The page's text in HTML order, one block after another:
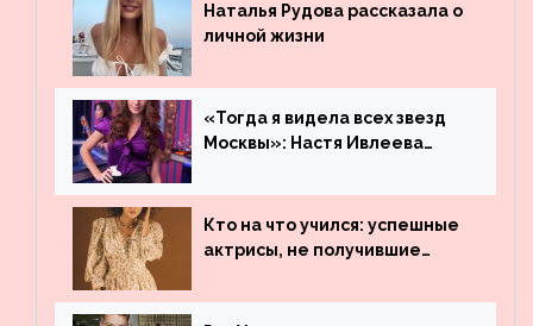
Наталья Рудова рассказала о
личной жизни
«Тогда я видела всех звезд
Москвы»: Настя Ивлеева
популярности и выложила
архивные фото
Кто на что учился: успешные
актрисы, не получившие